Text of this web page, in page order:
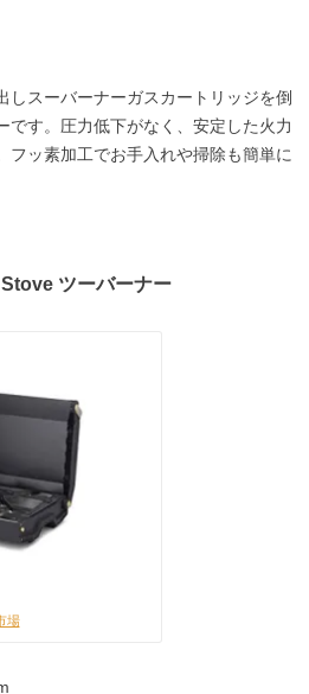
しスーバーナーガスカートリッジを倒
です。圧力低下がなく、安定した火力
フッ素加工でお手入れや掃除も簡単に
ツーバーナー
場